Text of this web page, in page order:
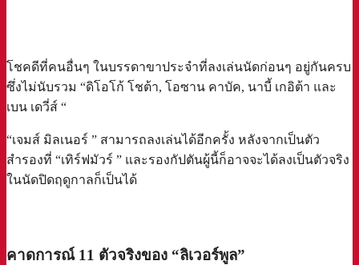
โชคดีที่คนอื่นๆ ในบรรดาขาประจำที่ลงเล่นนัดก่อนๆ อยู่กันครบ
ซึ่งไม่นับรวม “ดิโอโก้ โชต้า, โอซาน คาบัค, นาบี้ เกอิต้า และ
เบน เดวี่ส์ “
“เจมส์ มิลเนอร์ ” สามารถลงเล่นได้อีกครั้ง หลังจากเป็นตัว
สำรองที่ “เทิร์ฟมัวร์ ” และรองกัปตันผู้นี้ก็อาจจะได้ลงเป็นตัวจริง
ในนัดปิดฤดูกาลก็เป็นได้
คาดการณ์ 11 ตัวจริงของ “ลิเวอร์พูล”